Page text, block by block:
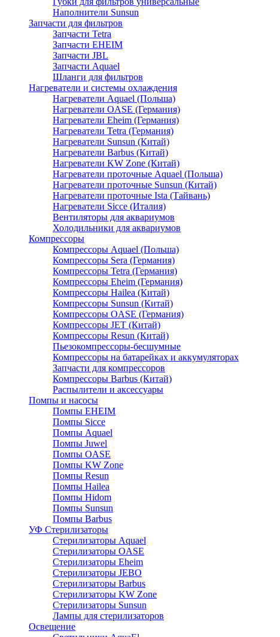
Наполнители Sunsun
Запчасти для фильтров
Запчасти Tetra
Запчасти EHEIM
Запчасти JBL
Запчасти Aquael
Шланги для фильтров
Нагреватели и системы охлаждения
Нагреватели Aquael (Польша)
Нагреватели OASE (Германия)
Нагреватели Eheim (Германия)
Нагреватели Tetra (Германия)
Нагреватели Sunsun (Китай)
Нагреватели Barbus (Китай)
Нагреватели KW Zone (Китай)
Нагреватели проточные Aquael (Польша)
Нагреватели проточные Sunsun (Китай)
Нагреватели проточные Ista (Тайвань)
Нагреватели Sicce (Италия)
Вентиляторы для аквариумов
Холодильники для аквариумов
Компрессоры
Компрессоры Aquael (Польша)
Компрессоры Sera (Германия)
Компрессоры Tetra (Германия)
Компрессоры Eheim (Германия)
Компрессоры Hailea (Китай)
Компрессоры Sunsun (Китай)
Компрессоры OASE (Германия)
Компрессоры JET (Китай)
Компрессоры Resun (Китай)
Пьезокомпрессоры-бесшумные
Компрессоры на батарейках и аккумуляторах
Запчасти для компрессоров
Компрессоры Barbus (Китай)
Распылители и аксессуары
Помпы и насосы
Помпы EHEIM
Помпы Sicce
Помпы Aquael
Помпы Juwel
Помпы OASE
Помпы KW Zone
Помпы Resun
Помпы Hailea
Помпы Hidom
Помпы Sunsun
Помпы Barbus
УФ Стерилизаторы
Стерилизаторы Aquael
Стерилизаторы OASE
Стерилизаторы Eheim
Стерилизаторы JEBO
Стерилизаторы Barbus
Стерилизаторы KW Zone
Стерилизаторы Sunsun
Лампы для стерилизаторов
Освещение